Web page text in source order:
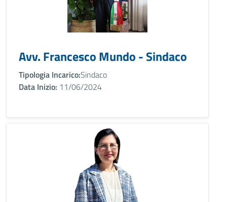
Avv. Francesco Mundo - Sindaco
Tipologia Incarico:Sindaco
Data Inizio: 11/06/2024